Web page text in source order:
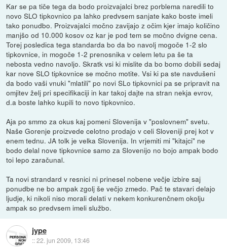
Kar se pa tiče tega da bodo proizvajalci brez porblema naredili to
novo SLO tipkovnico pa lahko predvsem sanjate kako boste imeli
tako ponudbo. Proizvajalci močno zavijajo z očim kjer imajo količino
manjšo od 10.000 kosov oz kar je pod tem se močno dvigne cena.
Torej posledica tega standarda bo da bo navolj mogoče 1-2 slo
tipkovnice, in mogoče 1-2 prenosnika v celem letu pa še ta
nebosta vedno navoljo. Skratk vsi ki mislite da bo bomo dobili sedaj
kar nove SLO tipkovnice se močno motite. Vsi ki pa ste navdušeni
da bodo vaši vnuki "mlatili" po novi SLo tipkovnici pa se pripravit na
omjitev želj pri specifikaciji in kar takoj dajte na stran nekja evrov,
d.a boste lahko kupili to novo tipkovnico.
Aja po smmo za okus kaj pomeni Slovenija v "poslovnem" svetu.
Naše Gorenje proizvede celotno prodajo v celi Sloveniji prej kot v
enem tednu. JA tolk je velka Slovenija. In vrjemiti mi "kitajci" ne
bodo delal nove tipkovnice samo za Slovenijo no bojo ampak bodo
toi lepo zaračunal.
Ta novi strandard v resnici ni prinesel nobene večje izbire saj
ponudbe ne bo ampak zgolj še večjo zmedo. Pač te stavari delajo
ljudje, ki nikoli niso morali delati v nekem konkurenčnem okolju
ampak so predvsem imeli službo.
jype
::22. jun 2009, 13:46